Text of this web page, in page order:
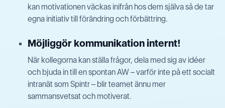
kan motivationen väckas inifrån hos dem själva så de tar
egna initiativ till förändring och förbättring.
Möjliggör kommunikation internt!
När kollegorna kan ställa frågor, dela med sig av idéer
och bjuda in till en spontan AW – varför inte på ett socialt
intranät som Spintr – blir teamet ännu mer
sammansvetsat och motiverat.